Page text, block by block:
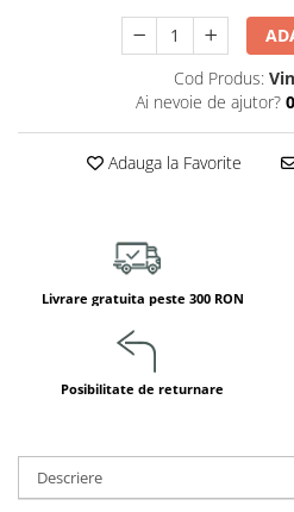
Echipamente camere senzoriale
Oferte pentru Camere Senzoriale
Creativitate si indemanare
Cuburi și cărămizi
Instrumente muzicale
Jucarii de constructii
Jocuri matematice
Jucării de sortare
Dezvoltare psihomotrica
Dezvoltare proprioceptiva
Dezvoltare vestibulara
Jucarii de echilibru
Mingi terapeutice
Cod Produs:
Ai nevoie de ajutor?
Adauga la Favorite
Livrare gratuita peste 300 RON
Posibilitate de returnare
Descriere